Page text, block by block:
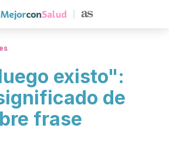
existo":
de
frase